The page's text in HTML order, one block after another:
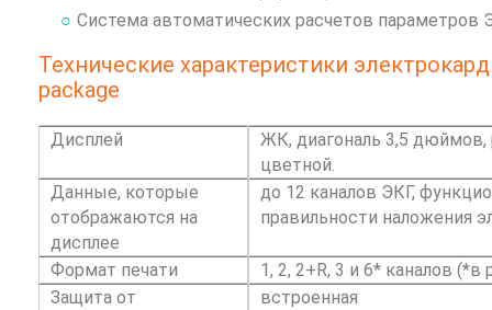
Система автоматических расчетов параметров
Технические характеристики
package
Дисплей
ЖК, диагональ 3,5 дюймов,
цветной.
Данные, которые
отображаются на
дисплее
до 12 каналов ЭКГ,
правильности наложения
Формат печати
1, 2, 2+R, 3 и 6* каналов
Защита от
встроенная